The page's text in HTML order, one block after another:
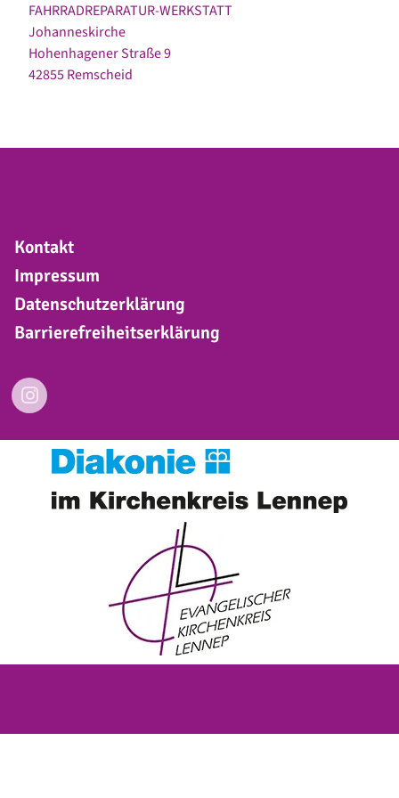
FAHRRADREPARATUR-WERKSTATT
Johanneskirche
Hohenhagener Straße 9
42855 Remscheid
Kontakt
Impressum
Datenschutzerklärung
Barrierefreiheitserklärung